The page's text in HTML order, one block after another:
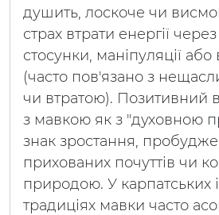
душить, лоскоче чи
страх втрати енергії
стосунки, маніпуляції
(часто пов'язано з
чи втратою). Позитивний
з мавкою як з "духовною
знак зростання,
прихованих почуттів чи
природою. У карпатських
традиціях мавки часто